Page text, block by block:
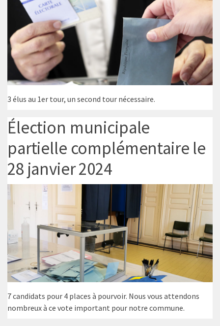
3 élus au 1er tour, un second tour nécessaire.
Élection municipale
partielle complémentaire le
28 janvier 2024
7 candidats pour 4 places à pourvoir. Nous vous attendons
nombreux à ce vote important pour notre commune.